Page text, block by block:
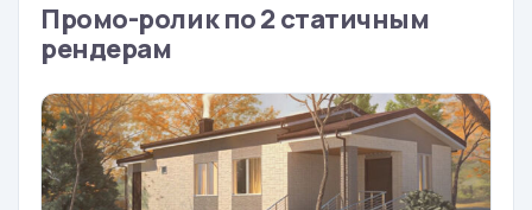
Промо-ролик по 2 статичным
рендерам